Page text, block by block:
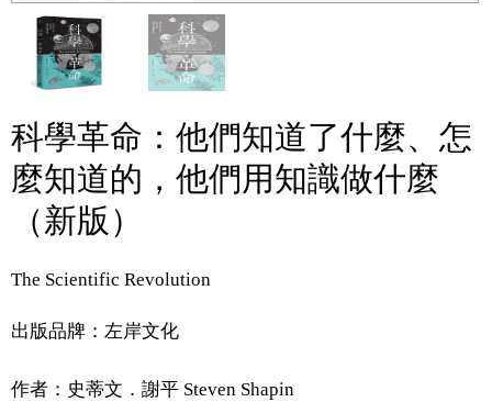
科學革命：他們知道了什麼、怎
麼知道的，他們用知識做什麼
（新版）
The Scientific Revolution
出版品牌：左岸文化
作者： 史蒂文．謝平 Steven Shapin